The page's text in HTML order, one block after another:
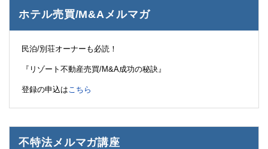
ホテル売買/M&Aメルマガ
民泊/別荘オーナーも必読！
『リゾート不動産売買/M&A成功の秘訣』
登録の申込は こちら
不特法メルマガ講座